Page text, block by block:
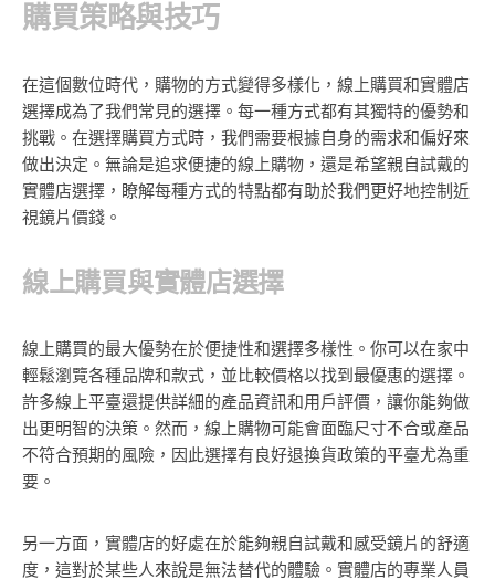
購買策略與技巧
在這個數位時代，購物的方式變得多樣化，線上購買和實體店
選擇成為了我們常見的選擇。每一種方式都有其獨特的優勢和
挑戰。在選擇購買方式時，我們需要根據自身的需求和偏好來
做出決定。無論是追求便捷的線上購物，還是希望親自試戴的
實體店選擇，瞭解每種方式的特點都有助於我們更好地控制近
視鏡片價錢。
線上購買與實體店選擇
線上購買的最大優勢在於便捷性和選擇多樣性。你可以在家中
輕鬆瀏覽各種品牌和款式，並比較價格以找到最優惠的選擇。
許多線上平臺還提供詳細的產品資訊和用戶評價，讓你能夠做
出更明智的決策。然而，線上購物可能會面臨尺寸不合或產品
不符合預期的風險，因此選擇有良好退換貨政策的平臺尤為重
要。
另一方面，實體店的好處在於能夠親自試戴和感受鏡片的舒適
度，這對於某些人來說是無法替代的體驗。實體店的專業人員